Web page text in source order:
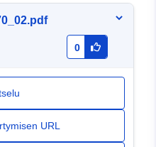
0
URL